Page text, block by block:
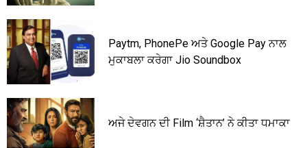
Paytm, PhonePe ਅਤੇ Google Pay ਨਾਲ
ਮੁਕਾਬਲਾ ਕਰੇਗਾ Jio Soundbox
ਅਜੇ ਦੇਵਗਨ ਦੀ Film ‘ਸ਼ੈਤਾਨ’ ਨੇ ਕੀਤਾ ਧਮਾਕਾ